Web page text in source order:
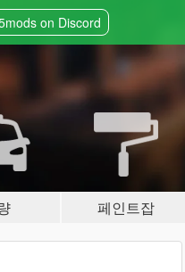
on Discord
페인트잡